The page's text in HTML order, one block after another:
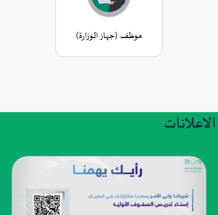
موظف (جهاز الوزارة)
الاعلانات